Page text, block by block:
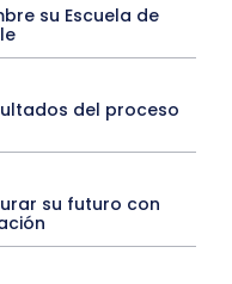
su Escuela de
del proceso
su futuro con